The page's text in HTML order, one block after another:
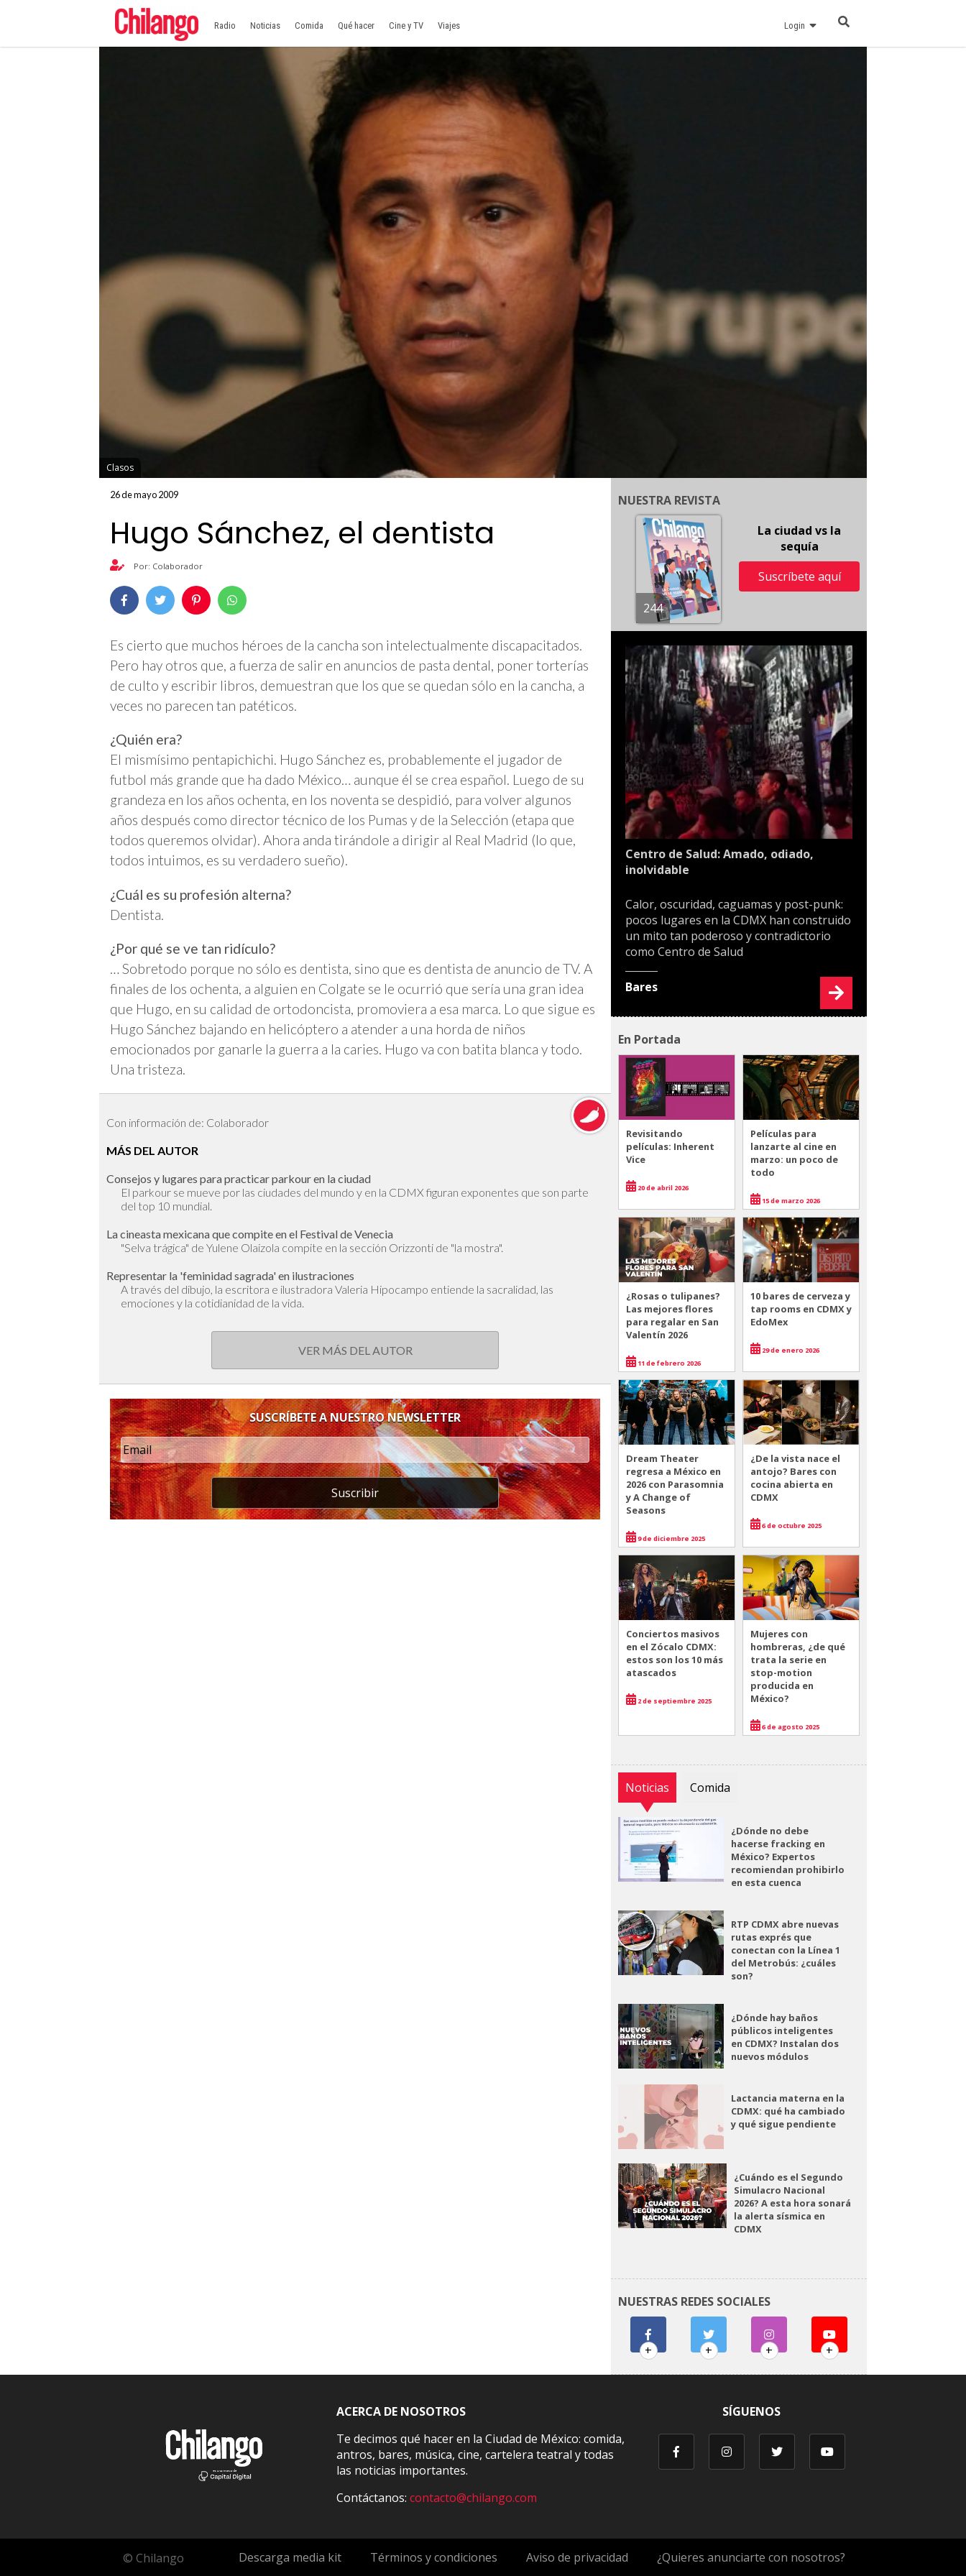
Radio Noticias Comida Qué hacer Cine y TV Viajes Login
Clasos
26 de mayo 2009
Hugo Sánchez, el dentista
Por: Colaborador
Es cierto que muchos héroes de la cancha son intelectualmente discapacitados.
Pero hay otros que, a fuerza de salir en anuncios de pasta dental, poner torterías
de culto y escribir libros, demuestran que los que se quedan sólo en la cancha, a
veces no parecen tan patéticos.
¿Quién era?
El mismísimo pentapichichi. Hugo Sánchez es, probablemente el jugador de
futbol más grande que ha dado México… aunque él se crea español. Luego de su
grandeza en los años ochenta, en los noventa se despidió, para volver algunos
años después como director técnico de los Pumas y de la Selección (etapa que
todos queremos olvidar). Ahora anda tirándole a dirigir al Real Madrid (lo que,
todos intuimos, es su verdadero sueño).
¿Cuál es su profesión alterna?
Dentista.
¿Por qué se ve tan ridículo?
… Sobretodo porque no sólo es dentista, sino que es dentista de anuncio de TV. A
finales de los ochenta, a alguien en Colgate se le ocurrió que sería una gran idea
que Hugo, en su calidad de ortodoncista, promoviera a esa marca. Lo que sigue es
Hugo Sánchez bajando en helicóptero a atender a una horda de niños
emocionados por ganarle la guerra a la caries. Hugo va con batita blanca y todo.
Una tristeza.
Con información de: Colaborador
MÁS DEL AUTOR
Consejos y lugares para practicar parkour en la ciudad
El parkour se mueve por las ciudades del mundo y en la CDMX figuran exponentes que son parte
del top 10 mundial.
La cineasta mexicana que compite en el Festival de Venecia
"Selva trágica" de Yulene Olaizola compite en la sección Orizzonti de "la mostra".
Representar la 'feminidad sagrada' en ilustraciones
A través del dibujo, la escritora e ilustradora Valeria Hipocampo entiende la sacralidad, las
emociones y la cotidianidad de la vida.
VER MÁS DEL AUTOR
SUSCRÍBETE A NUESTRO NEWSLETTER
Suscribir
NUESTRA REVISTA
244
La ciudad vs la
sequía
Suscríbete aquí
Centro de Salud: Amado, odiado,
inolvidable
Calor, oscuridad, caguamas y post-punk:
pocos lugares en la CDMX han construido
un mito tan poderoso y contradictorio
como Centro de Salud
Bares
En Portada
Revisitando
películas: Inherent
Vice
20 de abril 2026
Películas para
lanzarte al cine en
marzo: un poco de
todo
15 de marzo 2026
¿Rosas o tulipanes?
Las mejores flores
para regalar en San
Valentín 2026
11 de febrero 2026
10 bares de cerveza y
tap rooms en CDMX y
EdoMex
29 de enero 2026
Dream Theater
regresa a México en
2026 con Parasomnia
y A Change of
Seasons
9 de diciembre 2025
¿De la vista nace el
antojo? Bares con
cocina abierta en
CDMX
6 de octubre 2025
Conciertos masivos
en el Zócalo CDMX:
estos son los 10 más
atascados
2 de septiembre 2025
Mujeres con
hombreras, ¿de qué
trata la serie en
stop-motion
producida en
México?
6 de agosto 2025
Noticias Comida
¿Dónde no debe
hacerse fracking en
México? Expertos
recomiendan prohibirlo
en esta cuenca
RTP CDMX abre nuevas
rutas exprés que
conectan con la Línea 1
del Metrobús: ¿cuáles
son?
¿Dónde hay baños
públicos inteligentes
en CDMX? Instalan dos
nuevos módulos
Lactancia materna en la
CDMX: qué ha cambiado
y qué sigue pendiente
¿Cuándo es el Segundo
Simulacro Nacional
2026? A esta hora sonará
la alerta sísmica en
CDMX
NUESTRAS REDES SOCIALES
+ + + +
ACERCA DE NOSOTROS
Te decimos qué hacer en la Ciudad de México: comida,
antros, bares, música, cine, cartelera teatral y todas
las noticias importantes.
Contáctanos:contacto@chilango.com
SÍGUENOS
© Chilango Descarga media kit Términos y condiciones Aviso de privacidad ¿Quieres anunciarte con nosotros?